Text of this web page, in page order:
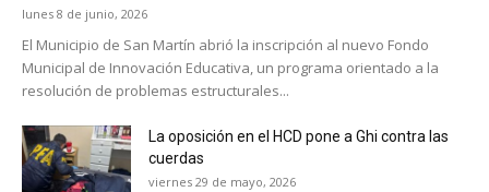
lunes 8 de junio, 2026
El Municipio de San Martín abrió la inscripción al nuevo Fondo
Municipal de Innovación Educativa, un programa orientado a la
resolución de problemas estructurales...
La oposición en el HCD pone a Ghi contra las
cuerdas
viernes 29 de mayo, 2026